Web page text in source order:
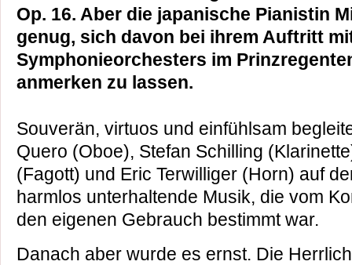
Op. 16. Aber die japanische Pianistin
genug, sich davon bei ihrem Auftritt
Symphonieorchesters im
anmerken zu lassen.
Souverän, virtuos und einfühlsam
Quero (Oboe), Stefan Schilling
(Fagott) und Eric Terwilliger (Horn) auf
harmlos unterhaltende Musik, die vom
den eigenen Gebrauch bestimmt war.
Danach aber wurde es ernst. Die